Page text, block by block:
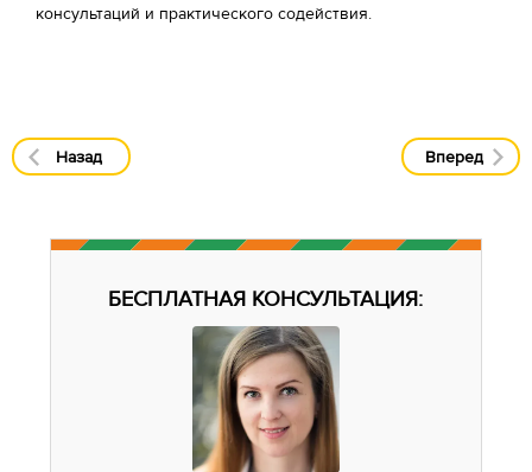
консультаций и практического содействия.
Назад Вперед
БЕСПЛАТНАЯ КОНСУЛЬТАЦИЯ: